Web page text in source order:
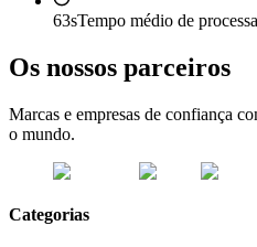
63sTempo médio de
Os nossos parceiros
Marcas e empresas de confiança
o mundo.
Categorias